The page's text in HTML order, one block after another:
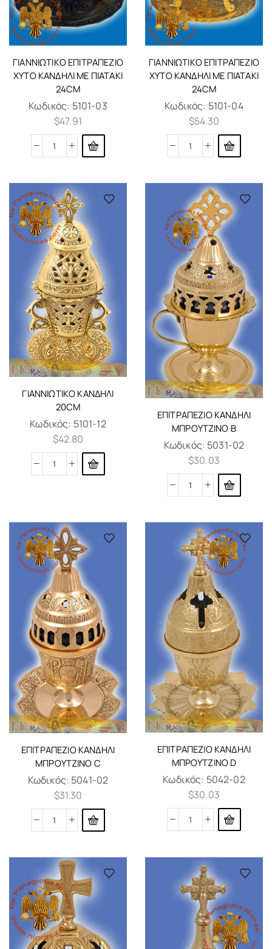
ΓΙΑΝΝΙΏΤΙΚΟ ΕΠΙΤΡΑΠΈΖΙΟ
ΧΥΤΌ ΚΑΝΔΉΛΙ ΜΕ ΠΙΑΤΆΚΙ
24CM
Κωδικός: 5101-03
$47.91
ΓΙΑΝΝΙΏΤΙΚΟ ΕΠΙΤΡΑΠΈΖΙΟ
ΧΥΤΌ ΚΑΝΔΉΛΙ ΜΕ ΠΙΑΤΆΚΙ
24CM
Κωδικός: 5101-04
$54.30
ΓΙΑΝΝΙΏΤΙΚΟ ΚΑΝΔΉΛΙ
20CM
Κωδικός: 5101-12
$42.80
ΕΠΙΤΡΑΠΈΖΙΟ ΚΑΝΔΉΛΙ
ΜΠΡΟΎΤΖΙΝΟ B
Κωδικός: 5031-02
$30.03
ΕΠΙΤΡΑΠΈΖΙΟ ΚΑΝΔΉΛΙ
ΜΠΡΟΎΤΖΙΝΟ C
Κωδικός: 5041-02
$31.30
ΕΠΙΤΡΑΠΈΖΙΟ ΚΑΝΔΉΛΙ
ΜΠΡΟΎΤΖΙΝΟ D
Κωδικός: 5042-02
$30.03